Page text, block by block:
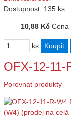
Dostupnost 135 ks
10,88 Kč Cena
ks
OFX-12-
Porovnat produkty